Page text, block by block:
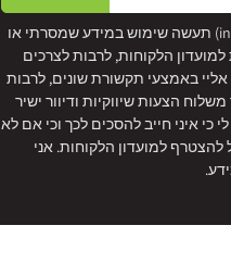
) תעשה שימוש במידע שמסרתי או
הלקוחות, לרבות לצרכים
אליי באמצעי תקשורת שונים, לרבות
הצעות שיווקיות ודיוור ישיר
לי כי איני חייב להסכים לכך וכי אם לא
למועדון הלקוחות. אני